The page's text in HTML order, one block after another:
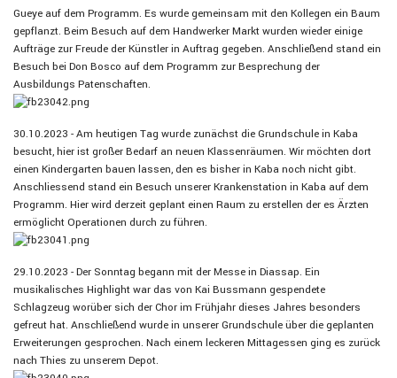
Gueye auf dem Programm. Es wurde gemeinsam mit den Kollegen ein Baum
gepflanzt. Beim Besuch auf dem Handwerker Markt wurden wieder einige
Aufträge zur Freude der Künstler in Auftrag gegeben. Anschließend stand ein
Besuch bei Don Bosco auf dem Programm zur Besprechung der
Ausbildungs Patenschaften.
30.10.2023 - Am heutigen Tag wurde zunächst die Grundschule in Kaba
besucht, hier ist großer Bedarf an neuen Klassenräumen. Wir möchten dort
einen Kindergarten bauen lassen, den es bisher in Kaba noch nicht gibt.
Anschliessend stand ein Besuch unserer Krankenstation in Kaba auf dem
Programm. Hier wird derzeit geplant einen Raum zu erstellen der es Ärzten
ermöglicht Operationen durch zu führen.
29.10.2023 - Der Sonntag begann mit der Messe in Diassap. Ein
musikalisches Highlight war das von Kai Bussmann gespendete
Schlagzeug worüber sich der Chor im Frühjahr dieses Jahres besonders
gefreut hat. Anschließend wurde in unserer Grundschule über die geplanten
Erweiterungen gesprochen. Nach einem leckeren Mittagessen ging es zurück
nach Thies zu unserem Depot.